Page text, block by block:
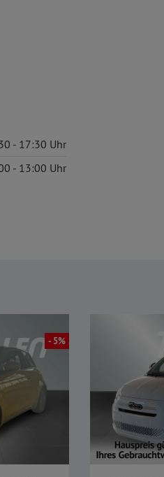
17:30
13:00
- 5%